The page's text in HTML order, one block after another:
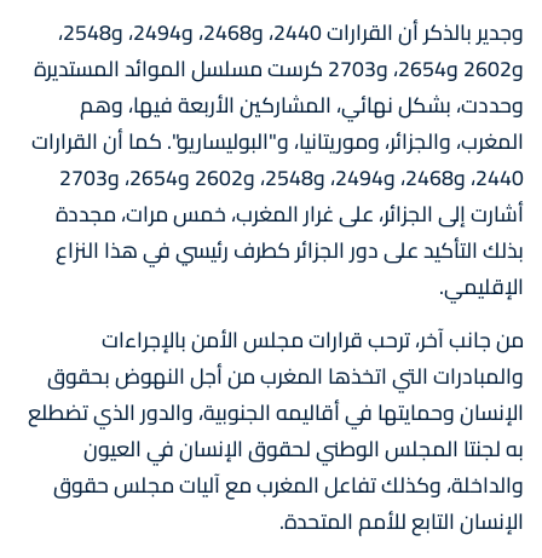
وجدير بالذكر أن القرارات 2440، و2468، و2494، و2548،
و2602 و2654، و2703 كرست مسلسل الموائد المستديرة
وحددت، بشكل نهائي، المشاركين الأربعة فيها، وهم
المغرب، والجزائر، وموريتانيا، و"البوليساريو". كما أن القرارات
2440، و2468، و2494، و2548، و2602 و2654، و2703
أشارت إلى الجزائر، على غرار المغرب، خمس مرات، مجددة
بذلك التأكيد على دور الجزائر كطرف رئيسي في هذا النزاع
الإقليمي.
من جانب آخر، ترحب قرارات مجلس الأمن بالإجراءات
والمبادرات التي اتخذها المغرب من أجل النهوض بحقوق
الإنسان وحمايتها في أقاليمه الجنوبية، والدور الذي تضطلع
به لجنتا المجلس الوطني لحقوق الإنسان في العيون
والداخلة، وكذلك تفاعل المغرب مع آليات مجلس حقوق
الإنسان التابع للأمم المتحدة.